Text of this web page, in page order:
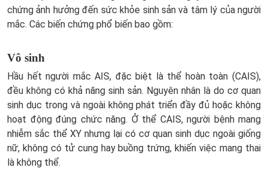
chứng ảnh hưởng đến sức khỏe sinh sản và tâm lý của người
mắc. Các biến chứng phổ biến bao gồm:
Vô sinh
Hầu hết người mắc AIS, đặc biệt là thể hoàn toàn (CAIS),
đều không có khả năng sinh sản. Nguyên nhân là do cơ quan
sinh dục trong và ngoài không phát triển đầy đủ hoặc không
hoạt động đúng chức năng. Ở thể CAIS, người bệnh mang
nhiễm sắc thể XY nhưng lại có cơ quan sinh dục ngoài giống
nữ, không có tử cung hay buồng trứng, khiến việc mang thai
là không thể.